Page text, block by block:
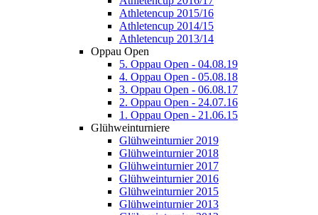
Athletencup 2015/16
Athletencup 2014/15
Athletencup 2013/14
Oppau Open
5. Oppau Open - 04.08.19
4. Oppau Open - 05.08.18
3. Oppau Open - 06.08.17
2. Oppau Open - 24.07.16
1. Oppau Open - 21.06.15
Glühweinturniere
Glühweinturnier 2019
Glühweinturnier 2018
Glühweinturnier 2017
Glühweinturnier 2016
Glühweinturnier 2015
Glühweinturnier 2013